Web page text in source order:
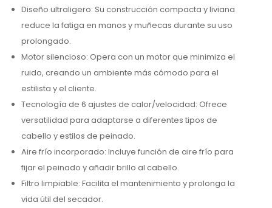
Diseño ultraligero: Su construcción compacta y liviana
reduce la fatiga en manos y muñecas durante su uso
prolongado.
Motor silencioso: Opera con un motor que minimiza el
ruido, creando un ambiente más cómodo para el
estilista y el cliente.
Tecnología de 6 ajustes de calor/velocidad: Ofrece
versatilidad para adaptarse a diferentes tipos de
cabello y estilos de peinado.
Aire frío incorporado: Incluye función de aire frío para
fijar el peinado y añadir brillo al cabello.
Filtro limpiable: Facilita el mantenimiento y prolonga la
vida útil del secador.